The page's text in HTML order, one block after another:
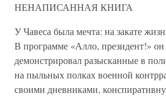
НЕНАПИСАННАЯ КНИГА
У Чавеса была мечта: на закате
В программе «Алло, президент!» он
демонстрировал разысканные в
на пыльных полках военной
своими дневниками,